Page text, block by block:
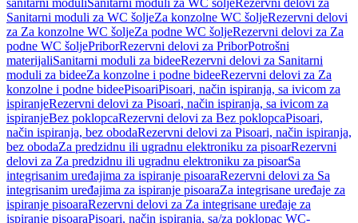
sanitarni moduliSanitarni moduli za WC šoljeRezervni delovi za
Sanitarni moduli za WC šoljeZa konzolne WC šoljeRezervni delovi
za Za konzolne WC šoljeZa podne WC šoljeRezervni delovi za Za
podne WC šoljePriborRezervni delovi za PriborPotrošni
materijaliSanitarni moduli za bideeRezervni delovi za Sanitarni
moduli za bideeZa konzolne i podne bideeRezervni delovi za Za
konzolne i podne bideePisoariPisoari, način ispiranja, sa ivicom za
ispiranjeRezervni delovi za Pisoari, način ispiranja, sa ivicom za
ispiranjeBez poklopcaRezervni delovi za Bez poklopcaPisoari,
način ispiranja, bez obodaRezervni delovi za Pisoari, način ispiranja,
bez obodaZa predzidnu ili ugradnu elektroniku za pisoarRezervni
delovi za Za predzidnu ili ugradnu elektroniku za pisoarSa
integrisanim uređajima za ispiranje pisoaraRezervni delovi za Sa
integrisanim uređajima za ispiranje pisoaraZa integrisane uređaje za
ispiranje pisoaraRezervni delovi za Za integrisane uređaje za
ispiranje pisoaraPisoari, način ispiranja, sa/za poklopac WC-